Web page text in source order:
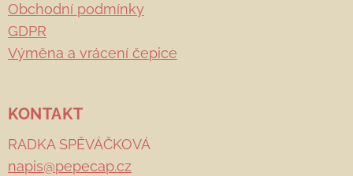
Obchodní podmínky
GDPR
Výměna a vrácení čepice
KONTAKT
RADKA SPĚVÁČKOVÁ
napis@pepecap.cz